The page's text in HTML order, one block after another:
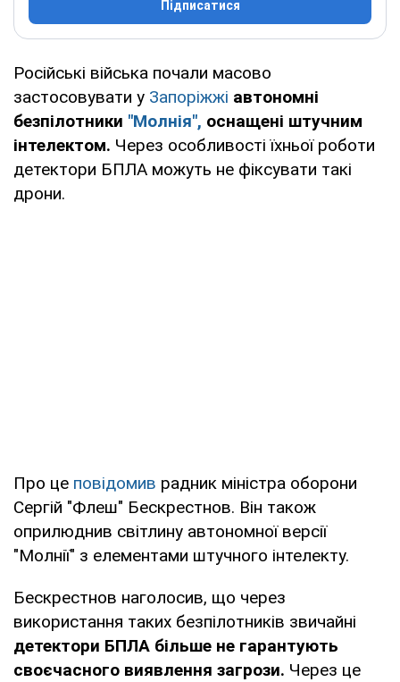
Підписатися
Російські війська почали масово
застосовувати у Запоріжжі автономні
безпілотники "Молнія", оснащені штучним
інтелектом. Через особливості їхньої роботи
детектори БПЛА можуть не фіксувати такі
дрони.
Про це повідомив радник міністра оборони
Сергій "Флеш" Бескрестнов. Він також
оприлюднив світлину автономної версії
"Молнії" з елементами штучного інтелекту.
Бескрестнов наголосив, що через
використання таких безпілотників звичайні
детектори БПЛА більше не гарантують
своєчасного виявлення загрози. Через це